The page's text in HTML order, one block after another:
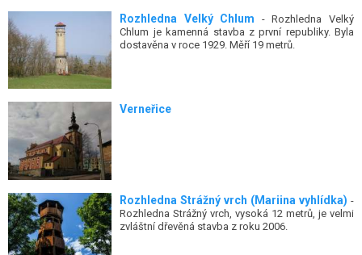
Rozhledna Velký Chlum - Rozhledna Velký
Chlum je kamenná stavba z první republiky. Byla
dostavěna v roce 1929. Měří 19 metrů.
Verneřice
Rozhledna Strážný vrch (Mariina vyhlídka) -
Rozhledna Strážný vrch, vysoká 12 metrů, je velmi
zvláštní dřevěná stavba z roku 2006.